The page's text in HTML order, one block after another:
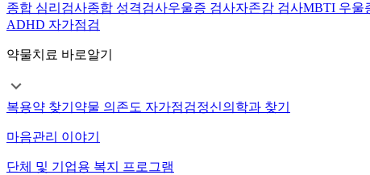
종합 심리검사종합 성격검사우울증 검사자존감 검사MBTI 우울
ADHD 자가점검
약물치료 바로알기
복용약 찾기 약물 의존도 자가점검정신의학과 찾기
마음관리 이야기
단체 및 기업용 복지 프로그램